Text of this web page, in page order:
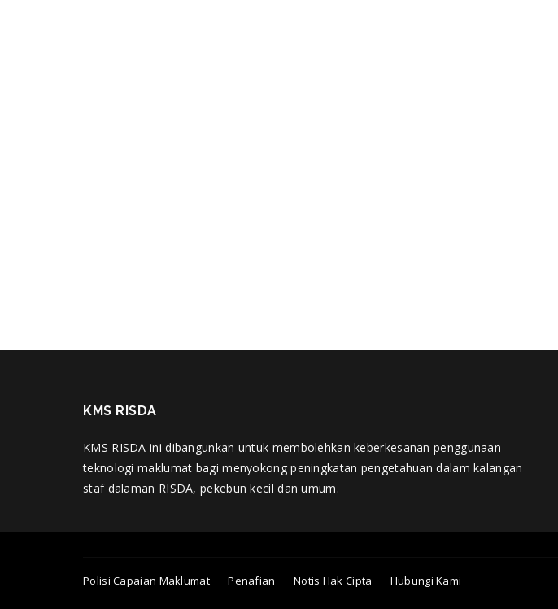
KMS RISDA
KMS RISDA ini dibangunkan untuk membolehkan keberkesanan penggunaan
teknologi maklumat bagi menyokong peningkatan pengetahuan dalam kalangan
staf dalaman RISDA, pekebun kecil dan umum.
Polisi Capaian Maklumat Penafian Notis Hak Cipta Hubungi Kami